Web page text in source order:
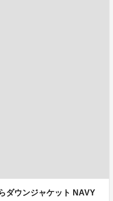
ダウンジャケット NAVY